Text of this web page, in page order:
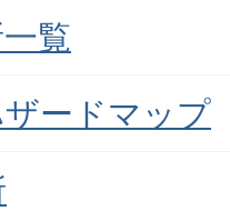
覧
ードマップ